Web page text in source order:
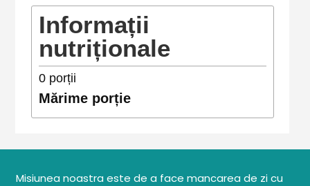
Informații
nutriționale
0porții
Mărime porție
Misiunea noastra este de a face mancarea de zi cu